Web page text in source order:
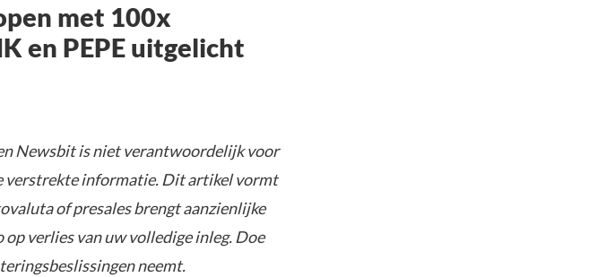
met 100x
en PEPE uitgelicht
Newsbit is niet verantwoordelijk voor
verstrekte informatie. Dit artikel vormt
of presales brengt aanzienlijke
op verlies van uw volledige inleg. Doe
neemt.